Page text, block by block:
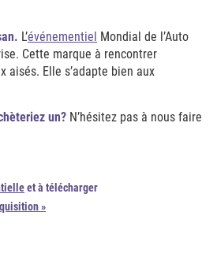
L’événementiel Mondial de l’Auto
Cette marque à rencontrer
aisés. Elle s’adapte bien aux
un? N’hésitez pas à nous faire
et à télécharger
»